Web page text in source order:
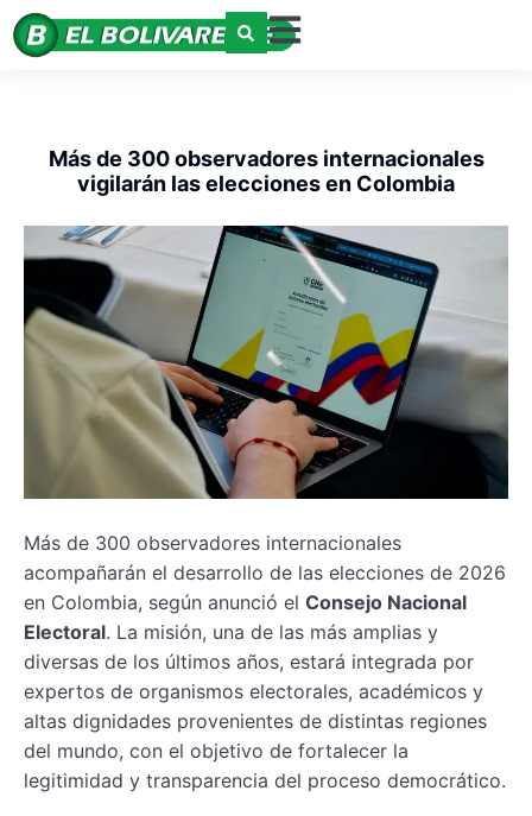
Más de 300 observadores internacionales
vigilarán las elecciones en Colombia
Más de 300 observadores internacionales
acompañarán el desarrollo de las elecciones de 2026
en Colombia, según anunció el Consejo Nacional
Electoral. La misión, una de las más amplias y
diversas de los últimos años, estará integrada por
expertos de organismos electorales, académicos y
altas dignidades provenientes de distintas regiones
del mundo, con el objetivo de fortalecer la
legitimidad y transparencia del proceso democrático.